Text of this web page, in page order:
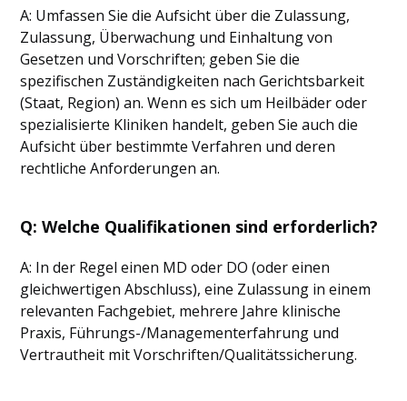
A: Umfassen Sie die Aufsicht über die Zulassung,
Zulassung, Überwachung und Einhaltung von
Gesetzen und Vorschriften; geben Sie die
spezifischen Zuständigkeiten nach Gerichtsbarkeit
(Staat, Region) an. Wenn es sich um Heilbäder oder
spezialisierte Kliniken handelt, geben Sie auch die
Aufsicht über bestimmte Verfahren und deren
rechtliche Anforderungen an.
Q: Welche Qualifikationen sind erforderlich?
A: In der Regel einen MD oder DO (oder einen
gleichwertigen Abschluss), eine Zulassung in einem
relevanten Fachgebiet, mehrere Jahre klinische
Praxis, Führungs-/Managementerfahrung und
Vertrautheit mit Vorschriften/Qualitätssicherung.